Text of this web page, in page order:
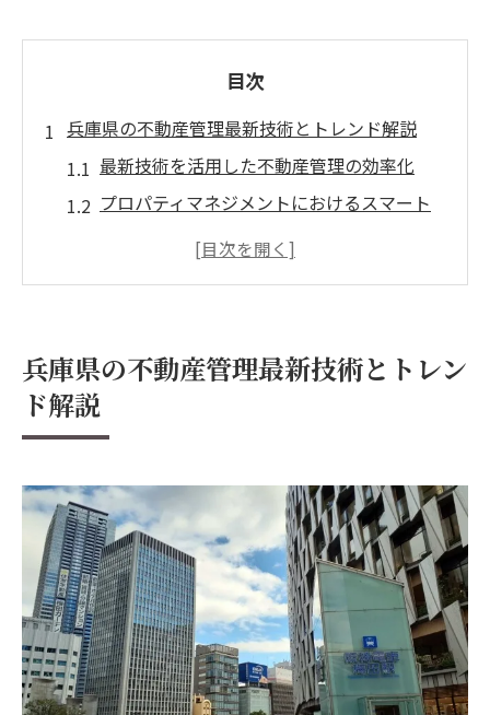
目次
兵庫県の不動産管理最新技術とトレンド解説
最新技術を活用した不動産管理の効率化
プロパティマネジメントにおけるスマート
環境に優しい不動産管理: 兵庫県の取り組み
デジタルトランスフォーメーションがもた
兵庫県での不動産管理成功の秘訣: 最新の市場動
向
地域別に見る兵庫県の不動産市場動向
市場データを活用した最適な賃料設定方法
兵庫県の不動産市況を読む: 最新情報と分析
需要と供給のバランスを理解するための方
法
兵庫県の不動産管理最新技術とトレン
ド解説